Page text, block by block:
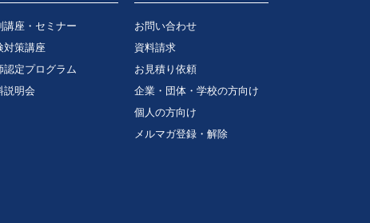
講座・セミナー
対策講座
認定プログラム
説明会
お問い合わせ
資料請求
お見積り依頼
企業・団体・学校の方向け
個人の方向け
メルマガ登録・解除